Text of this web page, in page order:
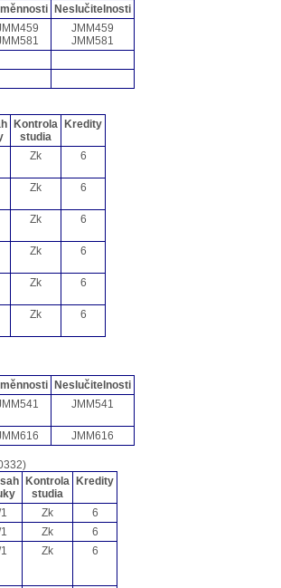
Neslučitelnosti
JMM459
JMM581
Kontrola
studia
Kredity
Zk 6
Zk 6
Zk 6
Zk 6
Zk 6
Zk 6
Neslučitelnosti
JMM541
JMM616
Kontrola
studia
Kredity
Zk
6
Zk
6
Zk 6